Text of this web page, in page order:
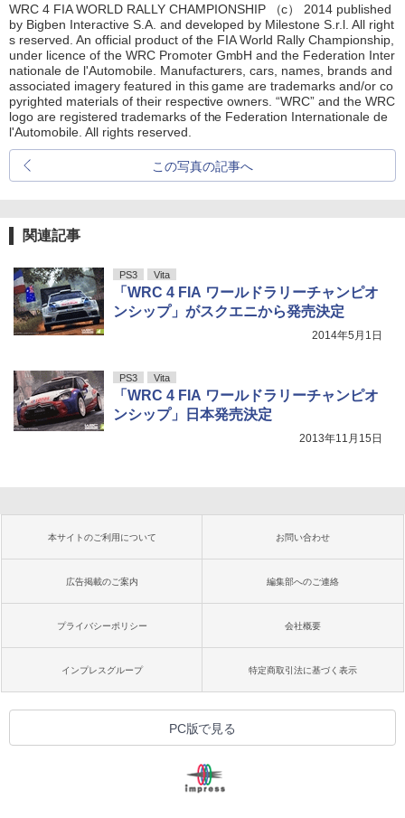
WRC 4 FIA WORLD RALLY CHAMPIONSHIP （c） 2014 published
by Bigben Interactive S.A. and developed by Milestone S.r.l. All right
s reserved. An official product of the FIA World Rally Championship,
under licence of the WRC Promoter GmbH and the Federation Inter
nationale de l'Automobile. Manufacturers, cars, names, brands and
associated imagery featured in this game are trademarks and/or co
pyrighted materials of their respective owners. “WRC” and the WRC
logo are registered trademarks of the Federation Internationale de
l'Automobile. All rights reserved.
この写真の記事へ
関連記事
PS3 Vita
「WRC 4 FIA ワールドラリーチャンピオ
ンシップ」がスクエニから発売決定
2014年5月1日
PS3 Vita
「WRC 4 FIA ワールドラリーチャンピオ
ンシップ」日本発売決定
2013年11月15日
本サイトのご利用について お問い合わせ
広告掲載のご案内 編集部へのご連絡
プライバシーポリシー 会社概要
インプレスグループ 特定商取引法に基づく表示
PC版で見る